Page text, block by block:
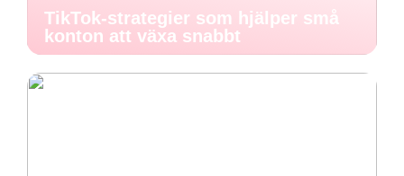
TikTok-strategier som hjälper små
konton att växa snabbt